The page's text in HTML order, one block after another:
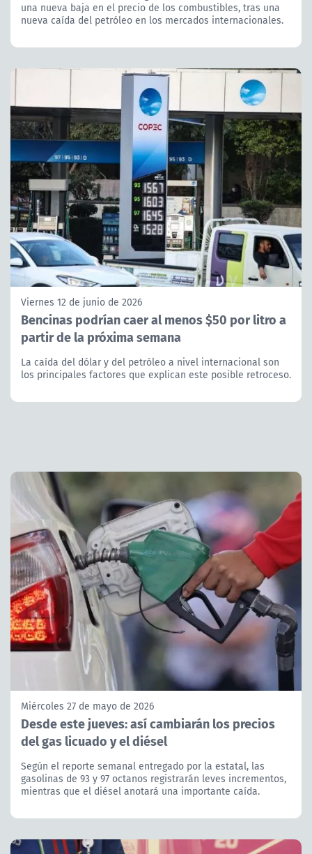
una nueva baja en el precio de los combustibles, tras una
nueva caída del petróleo en los mercados internacionales.
Viernes 12 de junio de 2026
Bencinas podrían caer al menos $50 por litro a
partir de la próxima semana
La caída del dólar y del petróleo a nivel internacional son
los principales factores que explican este posible retroceso.
Miércoles 27 de mayo de 2026
Desde este jueves: así cambiarán los precios
del gas licuado y el diésel
Según el reporte semanal entregado por la estatal, las
gasolinas de 93 y 97 octanos registrarán leves incrementos,
mientras que el diésel anotará una importante caída.